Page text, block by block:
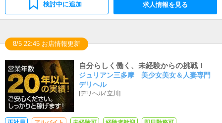
検討中に追加 求人情報を見る
8/5 22:45 お店情報更新
自分らしく働く、未経験からの挑戦！
ジュリアン三多摩 美少女美女＆人妻専門
デリヘル
[デリヘル/ 立川]